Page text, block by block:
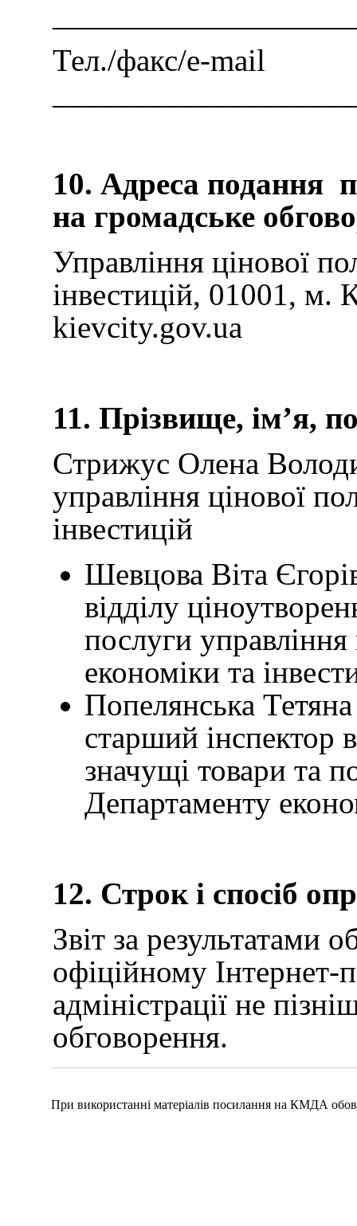
Тел./факс/e-mail
10. Адреса подання
на громадське
Управління цінової
інвестицій, 01001,
kievcity.gov.ua
11. Прізвище, ім’я,
Стрижус Олена
управління цінової
інвестицій
Шевцова Віта
відділу
послуги
економіки та
Попелянська
старший інспектор
значущі товари та
Департаменту
12. Строк і спосіб
Звіт за результатами
офіційному Інтернет-
адміністрації не
обговорення.
При використанні матеріалів посилання на КМДА